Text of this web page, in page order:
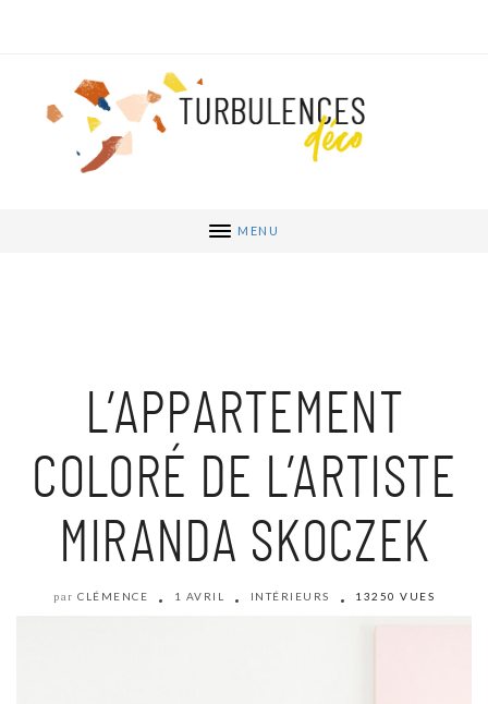
MENU
L’APPARTEMENT
COLORÉ DE L’ARTISTE
MIRANDA SKOCZEK
par CLÉMENCE 1 AVRIL INTÉRIEURS 13250 VUES